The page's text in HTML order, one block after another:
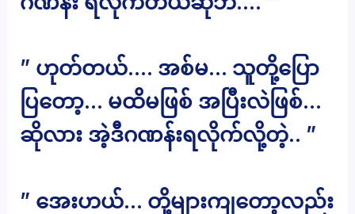
” ဟုတ်တယ်…. အစ်မ… သူတို့ပြော
ပြတော့… မထိမဖြစ် အပြီးလဲဖြစ်…
ဆိုလား အဲ့ဒီဂဏန်းရလိုက်လို့တဲ့.. ”
” အေးဟယ်… တို့များကျတော့လည်း